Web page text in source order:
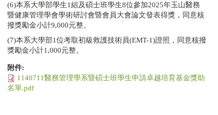
(6)本系大學部學生1組及碩士班學生8位參加2025年玉山醫務
暨健康管理學會學術研討會暨會員大會論文發表得獎，同意核
撥獎勵金小計9,000元整。
(7)本系大學部1位考取初級救護技術員(EMT-1)證照，同意核撥
獎勵金小計1,000元整。
附件:
1140711醫務管理學系暨碩士班學生申請卓越培育基金獎助
名單.pdf